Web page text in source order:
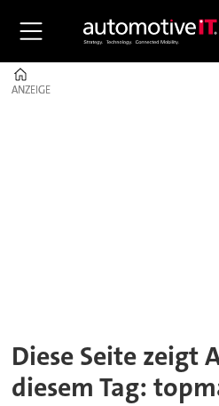
ANZEIGE
ANZEIGE
Diese Seite zeigt
diesem Tag: